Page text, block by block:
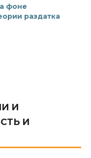
фоне
раздатка
И
И